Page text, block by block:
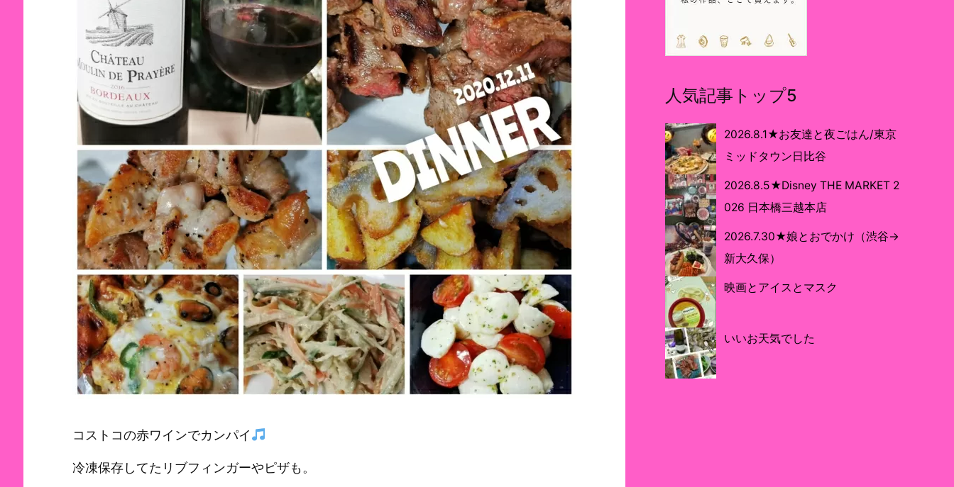
コストコの赤ワインでカンパイ
冷凍保存してたリブフィンガーやピザも。
人気記事トップ5
2026.8.1★お友達と夜ごはん/東京
ミッドタウン日比谷
2026.8.5★Disney THE MARKET 2
026 日本橋三越本店
2026.7.30★娘とおでかけ（渋谷→
新大久保）
映画とアイスとマスク
いいお天気でした